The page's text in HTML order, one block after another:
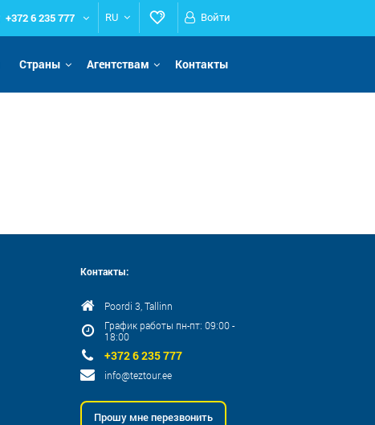
+372 6 235 777 RU Войти
Страны Агентствам Контакты
Контакты:
Poordi 3, Tallinn
График работы пн-пт: 09:00 -
18:00
+372 6 235 777
info@teztour.ee
Прошу мне перезвонить